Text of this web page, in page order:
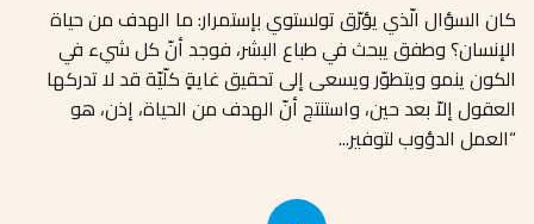
كان السؤال الّذي يؤرّق تولستوي بإستمرار: ما الهدف من حياة
الإنسان؟ وطفق يبحث في طباع البشر، فوجد أنّ كل شيء في
الكون ينمو ويتطوّر ويسعى إلى تحقيق غايةٍ كلّيّة قد لا تدركها
العقول إلاّ بعد حين، واستنتج أنّ الهدف من الحياة، إذن، هو
“العمل الدؤوب لتوفير...